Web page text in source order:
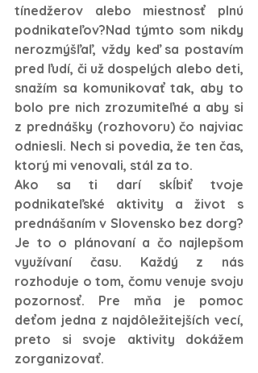
tínedžerov alebo miestnosť plnú
podnikateľov?Nad týmto som nikdy
nerozmýšľaľ, vždy keď sa postavím
pred ľudí, či už dospelých alebo deti,
snažím sa komunikovať tak, aby to
bolo pre nich zrozumiteľné a aby si
z prednášky (rozhovoru) čo najviac
odniesli. Nech si povedia, že ten čas,
ktorý mi venovali, stál za to.
Ako sa ti darí skĺbiť tvoje
podnikateľské aktivity a život s
prednášaním v Slovensko bez dorg?
Je to o plánovaní a čo najlepšom
využívaní času. Každý z nás
rozhoduje o tom, čomu venuje svoju
pozornosť. Pre mňa je pomoc
deťom jedna z najdôležitejších vecí,
preto si svoje aktivity dokážem
zorganizovať.